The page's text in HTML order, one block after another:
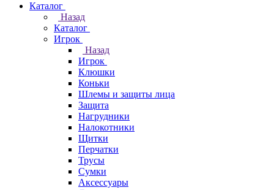
Каталог
Назад
Каталог
Игрок
Назад
Игрок
Клюшки
Коньки
Шлемы и защиты лица
Защита
Нагрудники
Налокотники
Щитки
Перчатки
Трусы
Сумки
Аксессуары